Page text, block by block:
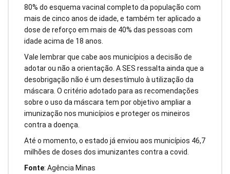
80% do esquema vacinal completo da população com
mais de cinco anos de idade, e também ter aplicado a
dose de reforço em mais de 40% das pessoas com
idade acima de 18 anos.
Vale lembrar que cabe aos municípios a decisão de
adotar ou não a orientação. A SES ressalta ainda que a
desobrigação não é um desestímulo à utilização da
máscara. O critério adotado para as recomendações
sobre o uso da máscara tem por objetivo ampliar a
imunização nos municípios e proteger os mineiros
contra a doença.
Até o momento, o estado já enviou aos municípios 46,7
milhões de doses dos imunizantes contra a covid.
Fonte: Agência Minas